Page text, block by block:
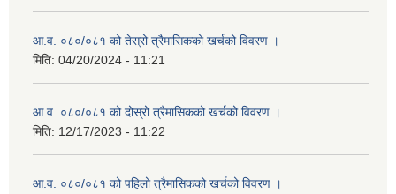
आ.व. ०८०/०८१ को तेस्रो त्रैमासिकको खर्चको विवरण ।
मिति: 04/20/2024 - 11:21
आ.व. ०८०/०८१ को दोस्रो त्रैमासिकको खर्चको विवरण ।
मिति: 12/17/2023 - 11:22
आ.व. ०८०/०८१ को पहिलो त्रैमासिकको खर्चको विवरण ।